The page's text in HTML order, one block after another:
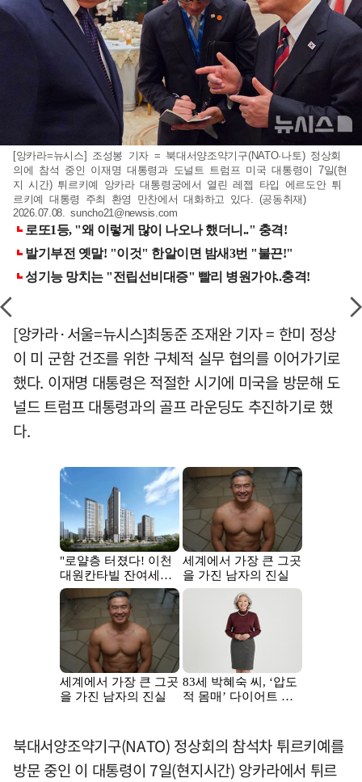
[앙카라=뉴시스] 조성봉 기자 = 북대서양조약기구(NATO·나토) 정상회
의에 참석 중인 이재명 대통령과 도널트 트럼프 미국 대통령이 7일(현
지 시간) 튀르키예 앙카라 대통령궁에서 열린 레젭 타입 에르도안 튀
르키예 대통령 주최 환영 만찬에서 대화하고 있다. (공동취재)
2026.07.08.suncho21@newsis.com
[앙카라·서울=뉴시스]최동준 조재완 기자 = 한미 정상
이 미 군함 건조를 위한 구체적 실무 협의를 이어가기로
했다. 이재명 대통령은 적절한 시기에 미국을 방문해 도
널드 트럼프 대통령과의 골프 라운딩도 추진하기로 했
다.
북대서양조약기구(NATO) 정상회의 참석차 튀르키예를
방문 중인 이 대통령이 7일(현지시간) 앙카라에서 튀르